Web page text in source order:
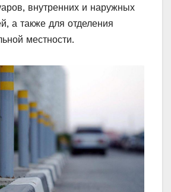
внутренних и наружных
а также для отделения
местности.